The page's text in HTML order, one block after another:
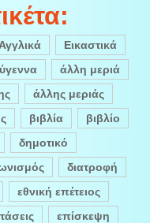
Αγγλικά
Εικαστικά
άλλη μεριά
άλλης μεριάς
βιβλία
βιβλίο
δημοτικό
διατροφή
εθνική επέτειος
επίσκεψη